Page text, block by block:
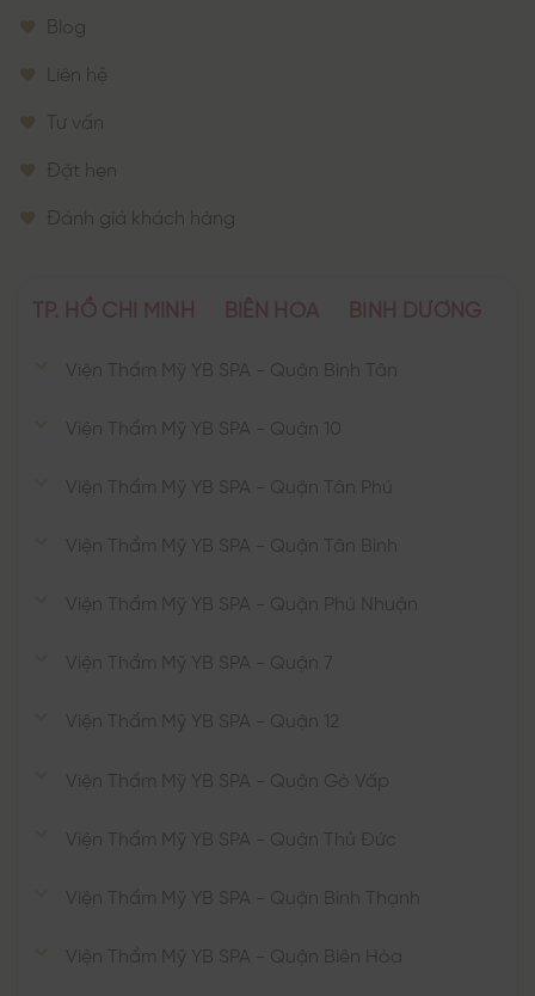
Blog
Liên hệ
Tư vấn
Đặt hẹn
Đánh giá khách hàng
TP. HỒ CHÍ MINH BIÊN HÒA BÌNH DƯƠNG
Viện Thẩm Mỹ YB SPA - Quận Bình Tân
Viện Thẩm Mỹ YB SPA - Quận 10
Viện Thẩm Mỹ YB SPA - Quận Tân Phú
Viện Thẩm Mỹ YB SPA - Quận Tân Bình
Viện Thẩm Mỹ YB SPA - Quận Phú Nhuận
Viện Thẩm Mỹ YB SPA - Quận 7
Viện Thẩm Mỹ YB SPA - Quận 12
Viện Thẩm Mỹ YB SPA - Quận Gò Vấp
Viện Thẩm Mỹ YB SPA - Quận Thủ Đức
Viện Thẩm Mỹ YB SPA - Quận Bình Thạnh
Viện Thẩm Mỹ YB SPA - Quận Biên Hòa